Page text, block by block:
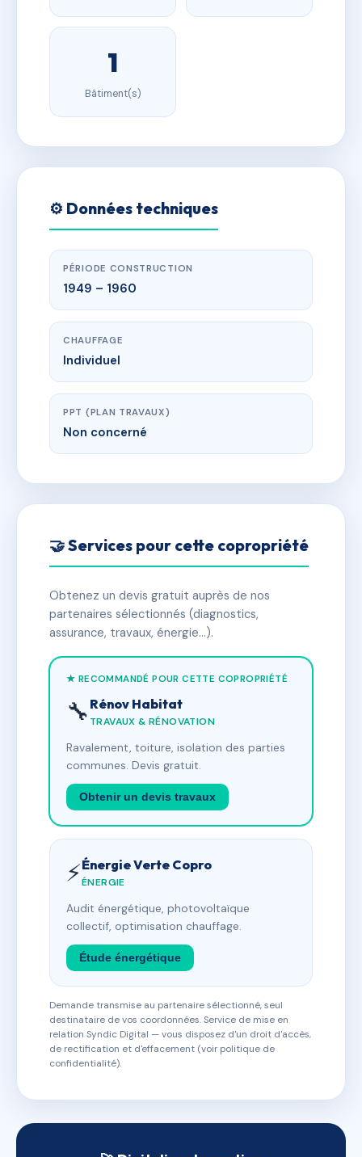
1
Bâtiment(s)
⚙️ Données techniques
PÉRIODE CONSTRUCTION
1949 – 1960
CHAUFFAGE
Individuel
PPT (PLAN TRAVAUX)
Non concerné
🤝 Services pour cette copropriété
Obtenez un devis gratuit auprès de nos
partenaires sélectionnés (diagnostics,
assurance, travaux, énergie…).
★ RECOMMANDÉ POUR CETTE COPROPRIÉTÉ
🔧 Rénov Habitat
TRAVAUX & RÉNOVATION
Ravalement, toiture, isolation des parties
communes. Devis gratuit.
Obtenir un devis travaux
⚡Énergie Verte Copro
ÉNERGIE
Audit énergétique, photovoltaïque
collectif, optimisation chauffage.
Étude énergétique
Demande transmise au partenaire sélectionné, seul
destinataire de vos coordonnées. Service de mise en
relation Syndic Digital — vous disposez d'un droit d'accès,
de rectification et d'effacement (voir politique de
confidentialité).